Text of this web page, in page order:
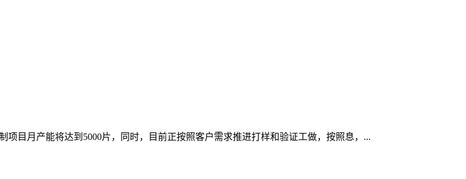
目月产能将达到5000片，同时，目前正按照客户需求推进打样和验证工做，按照息，...